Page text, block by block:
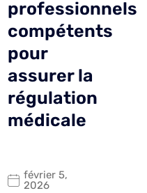
professionnels
compétents
pour
assurer la
régulation
médicale
février 5,
2026